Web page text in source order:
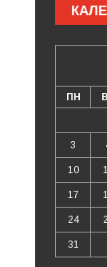
ПН
3
10
17
24
31